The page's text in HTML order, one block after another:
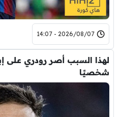
2026/08/07 - 14:07
لهذا السبب أصر رودري على
شخصيًا